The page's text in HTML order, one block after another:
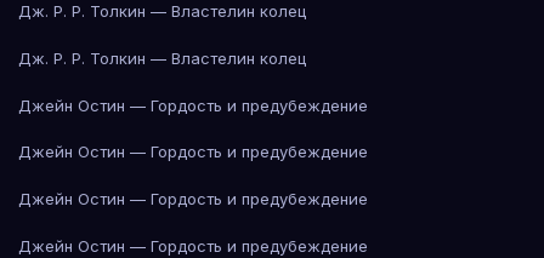
Дж. Р. Р. Толкин — Властелин колец
Дж. Р. Р. Толкин — Властелин колец
Джейн Остин — Гордость и предубеждение
Джейн Остин — Гордость и предубеждение
Джейн Остин — Гордость и предубеждение
Джейн Остин — Гордость и предубеждение